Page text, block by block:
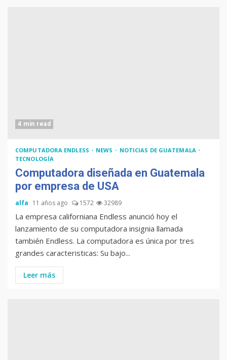
4 min read
COMPUTADORA ENDLESS NEWS
NOTICIAS DE GUATEMALA
TECNOLOGÍA
Computadora diseñada en Guatemala
por empresa de USA
alfa 11 años ago 1572 32989
La empresa californiana Endless anunció hoy el
lanzamiento de su computadora insignia llamada
también Endless. La computadora es única por tres
grandes caracteristicas: Su bajo...
Leer más